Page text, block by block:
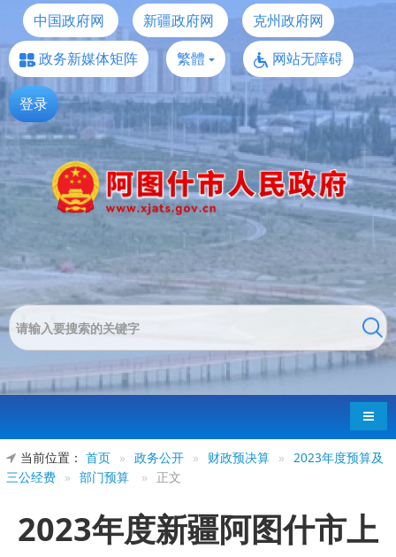
中国政府网 新疆政府网
克州政府网
政务新媒体矩阵
繁體 网站无障碍
登录
导航
当前位置： 首页 » 政务公开 » 财政预决算 »
2023年度预算及
三公经费 » 部门预算 » 正文
2023年度新疆阿图什市上